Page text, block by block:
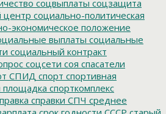
соцвыплаты соцзащита
центр социально-политическая
экономическое положение
выплаты социальные
социальный контракт
соцсети соя спасатели
СПИД спорт спортивная
площадка спорткомплекс
справки СПЧ среднее